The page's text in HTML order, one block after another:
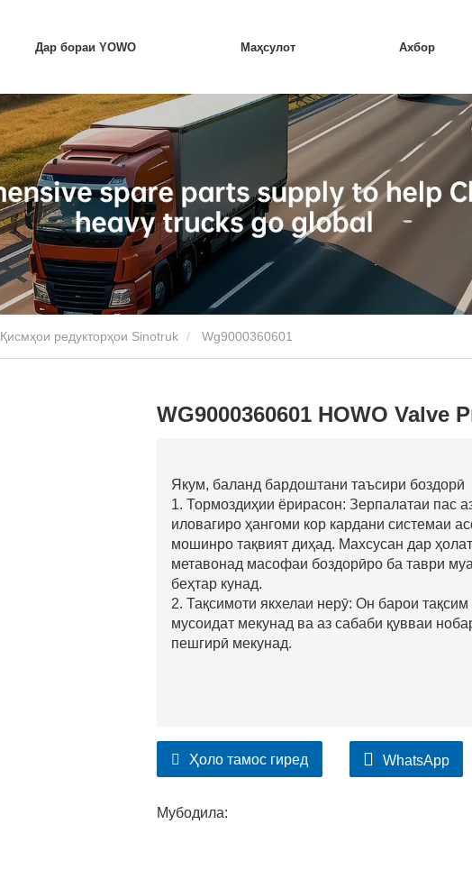
Дар бораи YOWO Маҳсулот Ахбор
Қисмҳои редукторҳои Sinotruk Wg9000360601
WG9000360601 HOWO Valve
Якум, баланд бардоштани таъсири боздорӣ
1. Тормоздиҳии ёрирасон: Зерпалатаи пас
иловагиро ҳангоми кор кардани системаи
мошинро тақвият диҳад. Махсусан дар
метавонад масофаи боздорӣро ба таври
беҳтар кунад.
2. Тақсимоти якхелаи нерӯ: Он барои
мусоидат мекунад ва аз сабаби қувваи
пешгирӣ мекунад.
Ҳоло тамос гиред WhatsApp
Мубодила: